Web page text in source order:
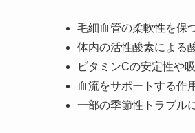
毛細血管の柔軟性を保
体内の活性酸素による
ビタミンCの安定性や
血流をサポートする作
一部の季節性トラブル